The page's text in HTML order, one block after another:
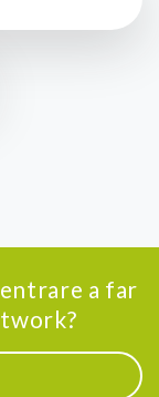
a far